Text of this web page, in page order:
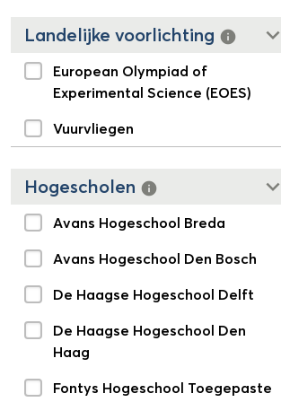
Landelijke voorlichting info keyboard_arrow_down
European Olympiad of
Experimental Science (EOES)
Vuurvliegen
Hogescholen info keyboard_arrow_down
Avans Hogeschool Breda
Avans Hogeschool Den Bosch
De Haagse Hogeschool Delft
De Haagse Hogeschool Den
Haag
Fontys Hogeschool Toegepaste